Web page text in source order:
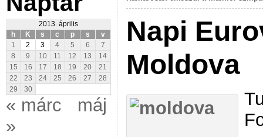
2013. április
h
K s c p s
v
1
2 3 4 5 6
7
8
9 10 11 12 13
14
15
16 17 18 19 20
21
22
23 24 25 26 27
28
29
30
« márc
máj
»
Napi
Moldova